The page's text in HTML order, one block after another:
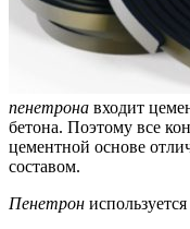
пенетрона входит
бетона. Поэтому все
цементной основе
составом.
Пенетрон